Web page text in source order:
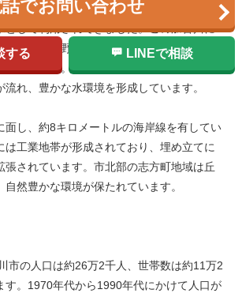
れる加古川は、市の象徴的な存在で、古く
として利用されてきました。この加古川に
沃な沖積平野は、古代から農業に適した土
られました。市内には他にも法華山谷川、
れ、豊かな水環境を形成しています。
面し、約8キロメートルの海岸線を有してい
は工業地帯が形成されており、埋め立てに
張されています。市北部の志方町地域は丘
然豊かな環境が保たれています。
市の人口は約26万2千人、世帯数は約11万2
す。1970年代から1990年代にかけて人口が
話でお問い合わせ
する LINEで相談